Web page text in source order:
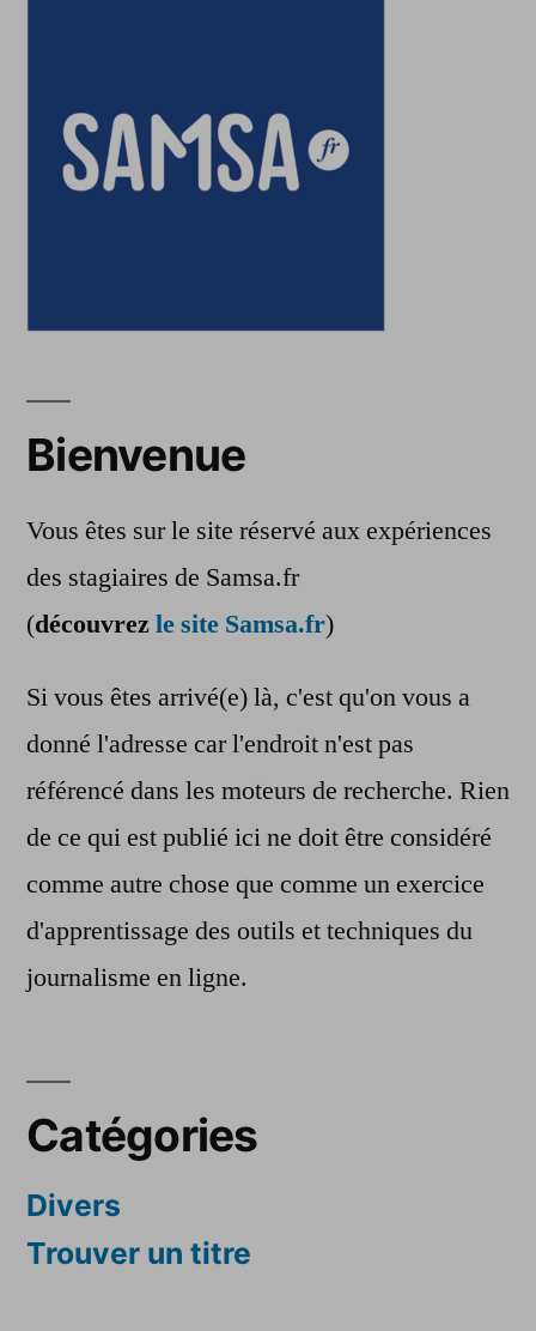
Bienvenue
Vous êtes sur le site réservé aux expériences
des stagiaires de Samsa.fr
(découvrezle site Samsa.fr)
Si vous êtes arrivé(e) là, c'est qu'on vous a
donné l'adresse car l'endroit n'est pas
référencé dans les moteurs de recherche. Rien
de ce qui est publié ici ne doit être considéré
comme autre chose que comme un exercice
d'apprentissage des outils et techniques du
journalisme en ligne.
Catégories
Divers
Trouver un titre